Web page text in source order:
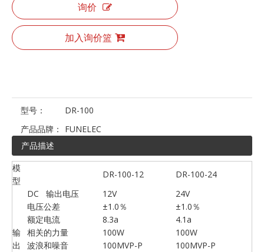
询价
加入询价篮
型号：
DR-100
产品品牌：
FUNELEC
产品描述
模
型
DR-100-12 DR-100-24
输
出
DC 输出电压 12V
24V
电压公差
±1.0％
±1.0％
额定电流
8.3a
4.1a
相关的力量
100W
100W
波浪和噪音
100MVP-P
100MVP-P